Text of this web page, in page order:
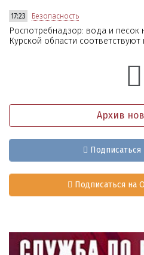
17:23 Безопасность
Роспотребнадзор: вода и
Курской области
Архив
Подписаться
Подписаться на